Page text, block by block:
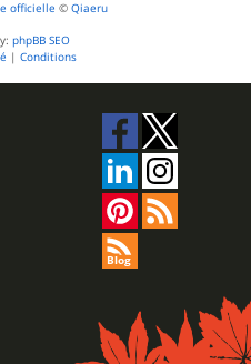
officielle © Qiaeru
phpBB SEO
| Conditions